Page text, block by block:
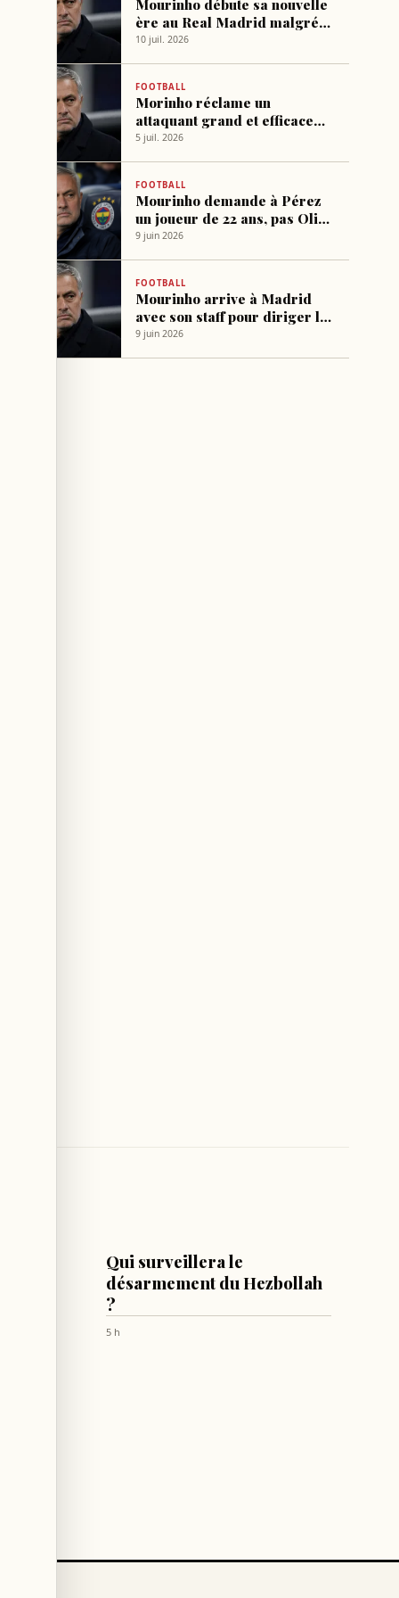
Mourinho débute sa nouvelle
ère au Real Madrid malgré
l'absence des stars
10 juil. 2026
FOOTBALL
Morinho réclame un
attaquant grand et efficace
dans la surface pour le Real
5 juil. 2026
FOOTBALL
Mourinho demande à Pérez
un joueur de 22 ans, pas Olici
ni Vitinha
9 juin 2026
FOOTBALL
Mourinho arrive à Madrid
avec son staff pour diriger le
projet du Real
9 juin 2026
Qui surveillera le
désarmement du Hezbollah
?
5 h